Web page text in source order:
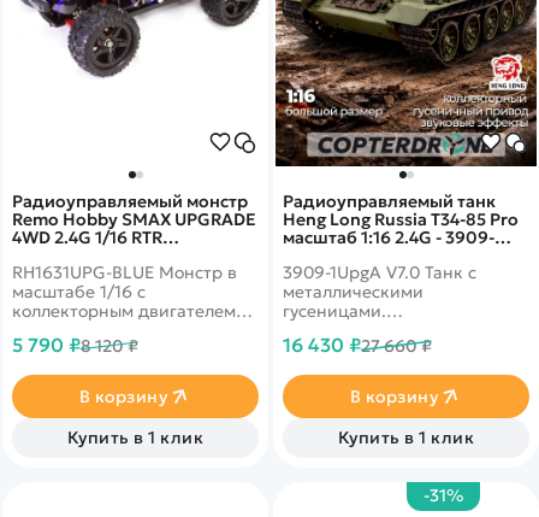
Радиоуправляемый танк
Heng Long Russia T34-85 Pro
масштаб 1:16 2.4G - 3909-
3909-1UpgA V7.0 Танк с
металлическими
гусеницами.
танка с пневматической и ик
пушка стреляет
пластиковыми шарами. MZ -
Pro Upgrade Version -
Шестерня из цинкового
гусеницы, металлическое
ведущее колесо
16 430 ₽27 660 ₽
В корзину
Купить в 1 клик
Радиоуправляемый монстр
Remo Hobby SMAX UPGRADE
4WD 2.4G 1/16 RTR
RH1631UPG-BLUE Монстр в
масштабе 1/16 с
коллекторным двигателем
влагозащищенным
Тюнинговые детали
установлены сразу на
заводе.
5 790 ₽8 120 ₽
В корзину
Купить в 1 клик
-31%